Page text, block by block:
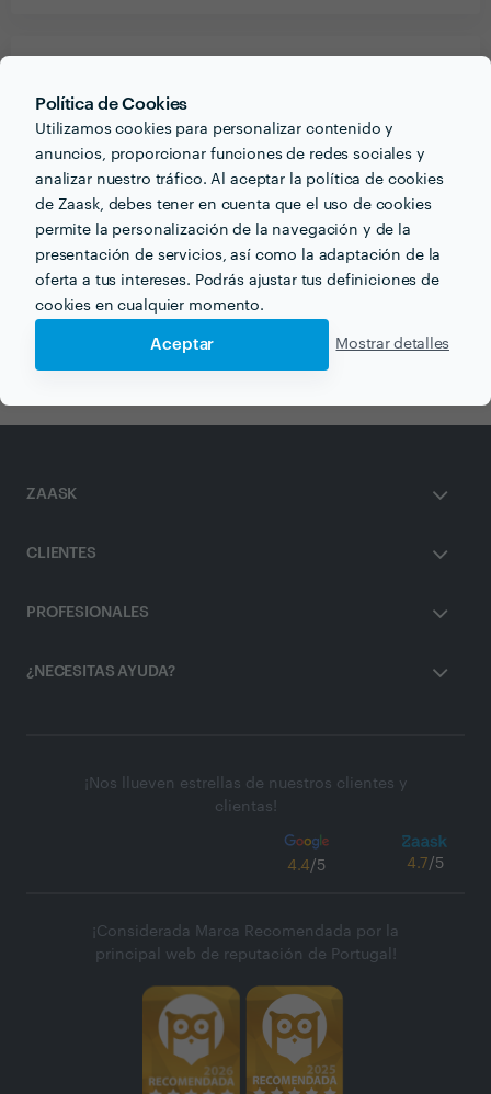
Política de Cookies
Utilizamos cookies para personalizar contenido y
anuncios, proporcionar funciones de redes sociales y
analizar nuestro tráfico. Al aceptar la política de cookies
de Zaask, debes tener en cuenta que el uso de cookies
permite la personalización de la navegación y de la
presentación de servicios, así como la adaptación de la
oferta a tus intereses. Podrás ajustar tus definiciones de
cookies en cualquier momento.
Aceptar Mostrar detalles
Ekam Decoración
Otros servicios proporcionados por Ekam Decoración
Diseño de Interiores en bilbao
Decorador de Interiores en bilbao
ZAASK
CLIENTES
PROFESIONALES
¿NECESITAS AYUDA?
¡Nos llueven estrellas de nuestros clientes y
clientas!
4.4/5 4.7/5
¡Considerada Marca Recomendada por la
principal web de reputación de Portugal!